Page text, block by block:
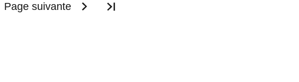
Page suivante